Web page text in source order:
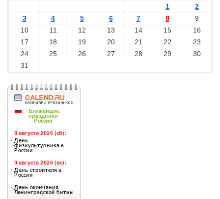
1
2
3
4 5 6 7 8
9
10
11 12 13 14 15
16
17
18 19 20 21 22
23
24
25 26 27 28 29
30
31